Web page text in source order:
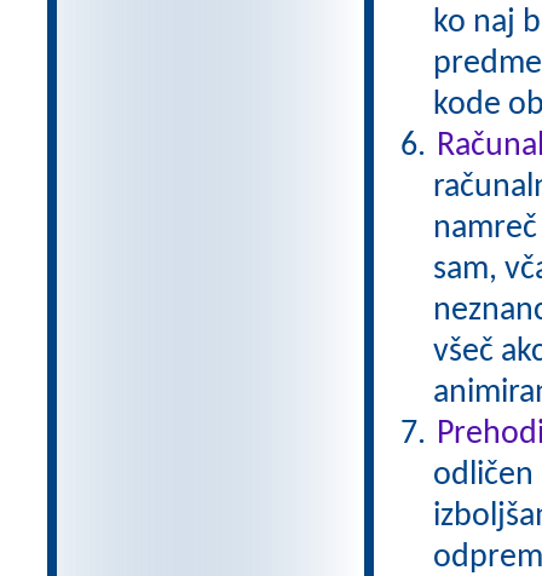
ko naj
kode
sam,
všeč
odličen